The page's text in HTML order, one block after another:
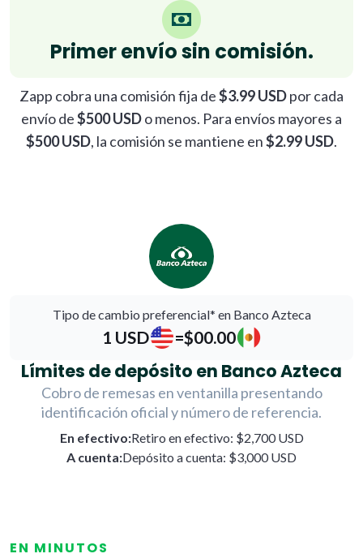
Primer envío sin comisión.
Zapp cobra una comisión fija de$3.99 USDpor cada
envío de$500 USDo menos. Para envíos mayores a
$500 USD, la comisión se mantiene en$2.99 USD.
Tipo de cambio preferencial* en Banco Azteca
1 USD =$00.00
Límites de depósito en Banco Azteca
Cobro de remesas en ventanilla presentando
identificación oficial y número de referencia.
En efectivo:Retiro en efectivo: $2,700 USD
A cuenta:Depósito a cuenta: $3,000 USD
EN MINUTOS